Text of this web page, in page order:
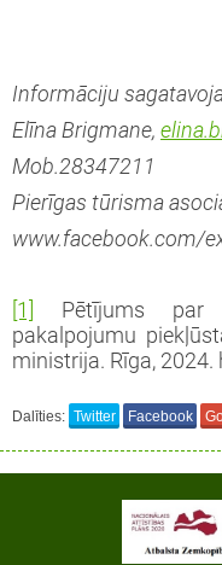
Informāciju
Elīna Brigmane,
Mob.28347211
Pierīgas tūrisma
www.facebook.com/
[1]
Pētījums par
pakalpojumu
ministrija. Rīga,
Dalīties: Twitter Facebook